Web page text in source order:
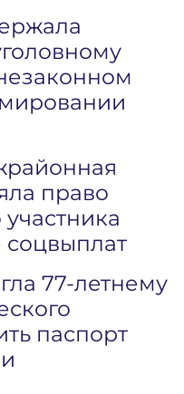
право
77-летнему
паспорт